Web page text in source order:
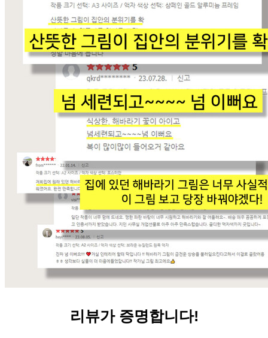
리뷰가 증명합니다!